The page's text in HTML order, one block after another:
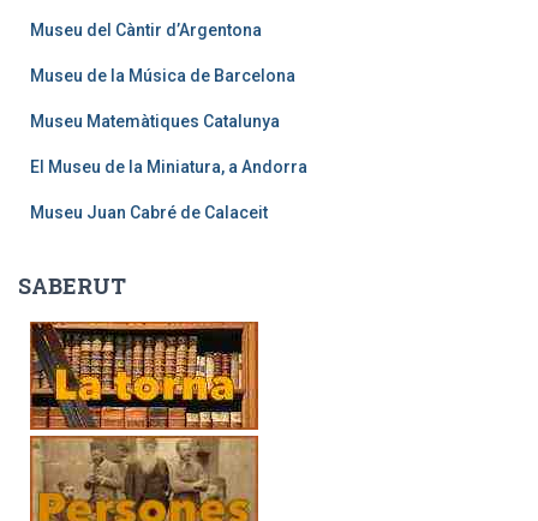
Museu del Càntir d’Argentona
Museu de la Música de Barcelona
Museu Matemàtiques Catalunya
El Museu de la Miniatura, a Andorra
Museu Juan Cabré de Calaceit
SABERUT